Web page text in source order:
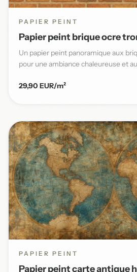
PAPIER PEINT
Papier peint brique ocre
Un papier peint panoramique aux
pour une ambiance chaleureuse et
29,90 EUR/m²
PAPIER PEINT
Papier peint carte antique